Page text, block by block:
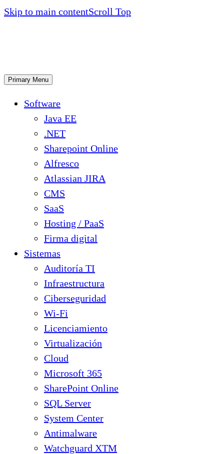
Skip to main contentScroll Top
Primary Menu
Software
Java EE
.NET
Sharepoint Online
Alfresco
Atlassian JIRA
CMS
SaaS
Hosting / PaaS
Firma digital
Sistemas
Auditoría TI
Infraestructura
Ciberseguridad
Wi-Fi
Licenciamiento
Virtualización
Cloud
Microsoft 365
SharePoint Online
SQL Server
System Center
Antimalware
Watchguard XTM